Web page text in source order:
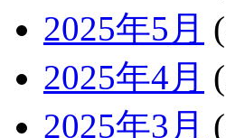
2025年5月
2025年4月
2025年3月